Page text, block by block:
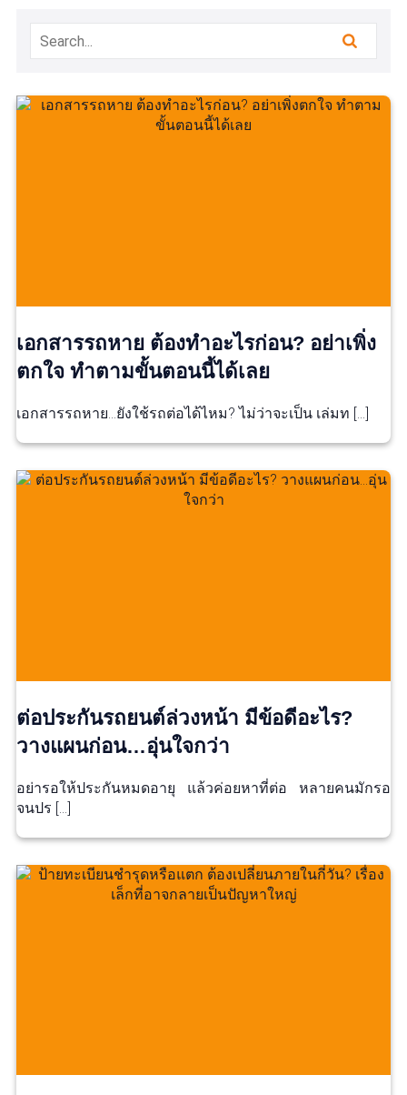
เอกสารรถหาย ต้องทำอะไรก่อน? อย่าเพิ่ง
ตกใจ ทำตามขั้นตอนนี้ได้เลย
เอกสารรถหาย…ยังใช้รถต่อได้ไหม? ไม่ว่าจะเป็น เล่มท […]
ต่อประกันรถยนต์ล่วงหน้า มีข้อดีอะไร?
วางแผนก่อน…อุ่นใจกว่า
อย่ารอให้ประกันหมดอายุ แล้วค่อยหาที่ต่อ หลายคนมักรอ
จนปร […]